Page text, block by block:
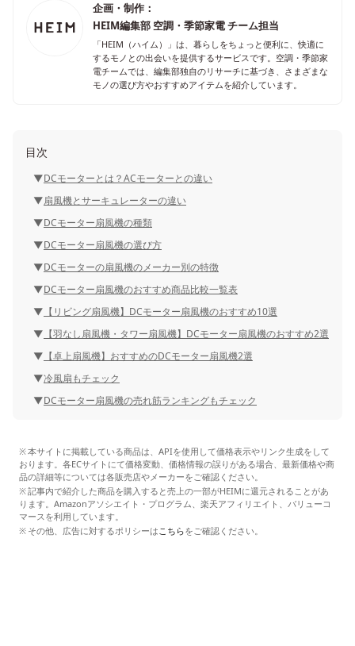
企画・制作：
HEIM編集部 空調・季節家電 チーム担当
「HEIM（ハイム）」は、暮らしをちょっと便利に、快適に
するモノとの出会いを提供するサービスです。空調・季節家
電チームでは、編集部独自のリサーチに基づき、さまざまな
モノの選び方やおすすめアイテムを紹介しています。
目次
DCモーターとは？ACモーターとの違い
扇風機とサーキュレーターの違い
DCモーター扇風機の種類
DCモーター扇風機の選び方
DCモーターの扇風機のメーカー別の特徴
DCモーター扇風機のおすすめ商品比較一覧表
【リビング扇風機】DCモーター扇風機のおすすめ10選
【羽なし扇風機・タワー扇風機】DCモーター扇風機のおすすめ2選
【卓上扇風機】おすすめのDCモーター扇風機2選
冷風扇もチェック
DCモーター扇風機の売れ筋ランキングもチェック
本サイトに掲載している商品は、APIを使用して価格表示やリンク生成をして
おります。各ECサイトにて価格変動、価格情報の誤りがある場合、最新価格や商
品の詳細等については各販売店やメーカーをご確認ください。
記事内で紹介した商品を購入すると売上の一部がHEIMに還元されることがあ
ります。Amazonアソシエイト・プログラム、楽天アフィリエイト、バリューコ
マースを利用しています。
その他、広告に対するポリシーはこちらをご確認ください。